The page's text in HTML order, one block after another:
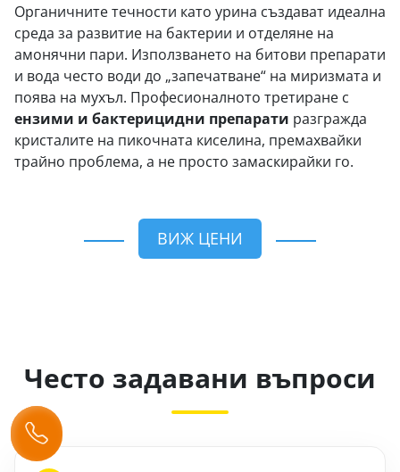
Органичните течности като урина създават идеална
среда за развитие на бактерии и отделяне на
амонячни пари. Използването на битови препарати
и вода често води до „запечатване“ на миризмата и
поява на мухъл. Професионалното третиране с
ензими и бактерицидни препарати разгражда
кристалите на пикочната киселина, премахвайки
трайно проблема, а не просто замаскирайки го.
ВИЖ ЦЕНИ
Често задавани въпроси